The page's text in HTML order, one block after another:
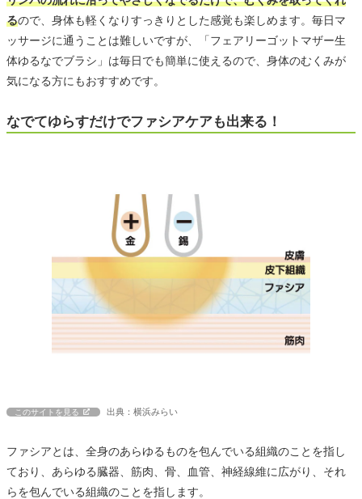
るので、身体も軽くなりすっきりとした感覚も楽しめます。毎日マ
ッサージに通うことは難しいですが、「フェアリーゴットマザー生
体ゆるなでブラシ」は毎日でも簡単に使えるので、身体のむくみが
気になる方にもおすすめです。
なでてゆらすだけでファシアケアも出来る！
このサイトを見る 出典：横浜みらい
ファシアとは、全身のあらゆるものを包んでいる組織のことを指し
ており、あらゆる臓器、筋肉、骨、血管、神経線維に広がり、それ
らを包んでいる組織のことを指します。